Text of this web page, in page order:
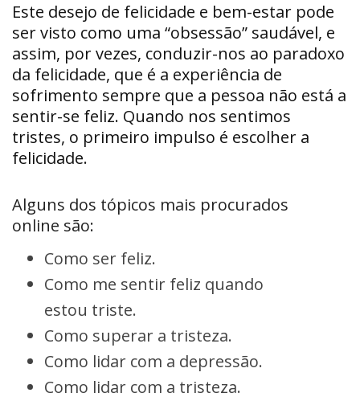
Este desejo de felicidade e bem-estar pode
ser visto como uma “obsessão” saudável, e
assim, por vezes, conduzir-nos ao paradoxo
da felicidade, que é a experiência de
sofrimento sempre que a pessoa não está a
sentir-se feliz. Quando nos sentimos
tristes, o primeiro impulso é escolher a
felicidade.
Alguns dos tópicos mais procurados
online são:
Como ser feliz.
Como me sentir feliz quando
estou triste.
Como superar a tristeza.
Como lidar com a depressão.
Como lidar com a tristeza.